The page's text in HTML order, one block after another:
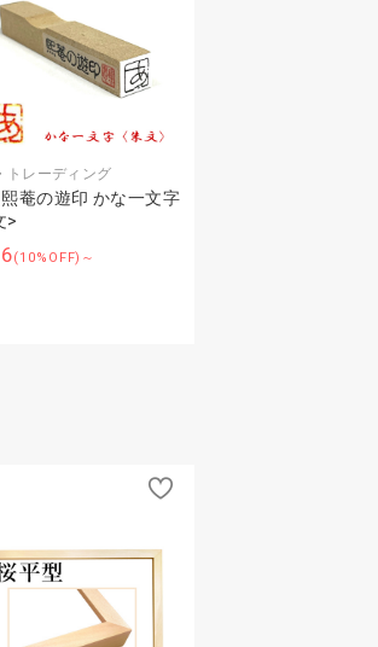
トレーディング
菴の遊印 かな一文字
>
(10%OFF)～